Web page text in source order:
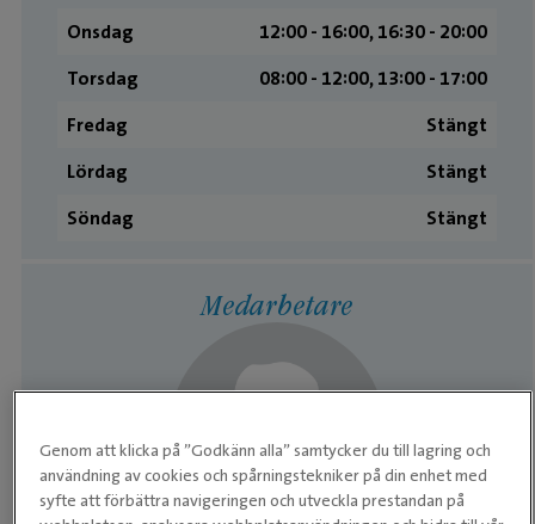
Onsdag
12:00 ­- 16:00, 16:30 ­- 20:00
Torsdag
08:00 ­- 12:00, 13:00 ­- 17:00
Fredag
Stängt
Lördag
Stängt
Söndag
Stängt
Medarbetare
Genom att klicka på ”Godkänn alla” samtycker du till lagring och
användning av cookies och spårningstekniker på din enhet med
syfte att förbättra navigeringen och utveckla prestandan på